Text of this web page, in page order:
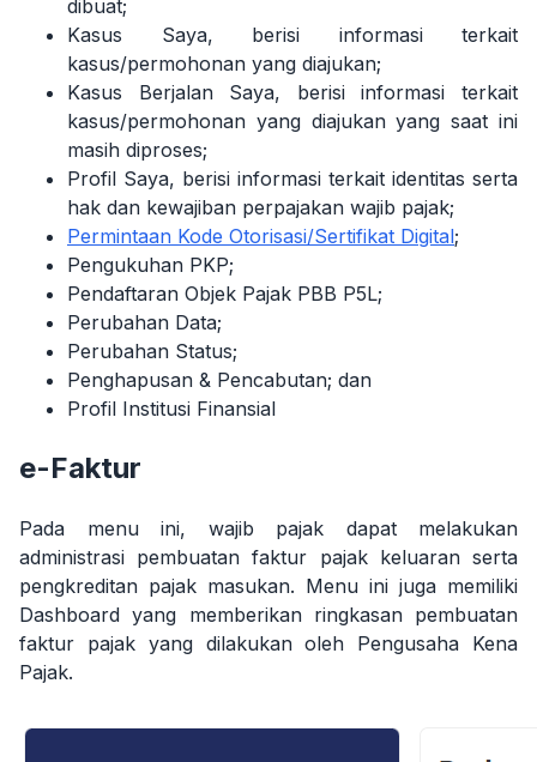
dibuat;
Kasus Saya, berisi informasi terkait
kasus/permohonan yang diajukan;
Kasus Berjalan Saya, berisi informasi terkait
kasus/permohonan yang diajukan yang saat ini
masih diproses;
Profil Saya, berisi informasi terkait identitas serta
hak dan kewajiban perpajakan wajib pajak;
Permintaan Kode Otorisasi/Sertifikat Digital;
Pengukuhan PKP;
Pendaftaran Objek Pajak PBB P5L;
Perubahan Data;
Perubahan Status;
Penghapusan & Pencabutan; dan
Profil Institusi Finansial
e-Faktur
Pada menu ini, wajib pajak dapat melakukan
administrasi pembuatan faktur pajak keluaran serta
pengkreditan pajak masukan. Menu ini juga memiliki
Dashboard yang memberikan ringkasan pembuatan
faktur pajak yang dilakukan oleh Pengusaha Kena
Pajak.